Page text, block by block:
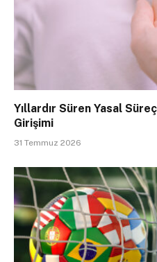
Yıllardır Süren Yasal
Girişimi
31 Temmuz 2026